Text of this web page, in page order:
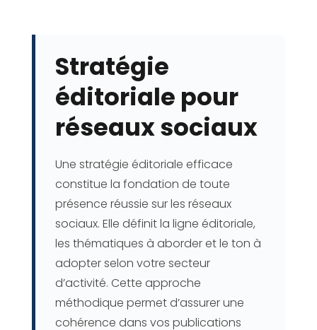
Stratégie
éditoriale pour
réseaux sociaux
Une stratégie éditoriale efficace
constitue la fondation de toute
présence réussie sur les réseaux
sociaux. Elle définit la ligne éditoriale,
les thématiques à aborder et le ton à
adopter selon votre secteur
d’activité. Cette approche
méthodique permet d’assurer une
cohérence dans vos publications